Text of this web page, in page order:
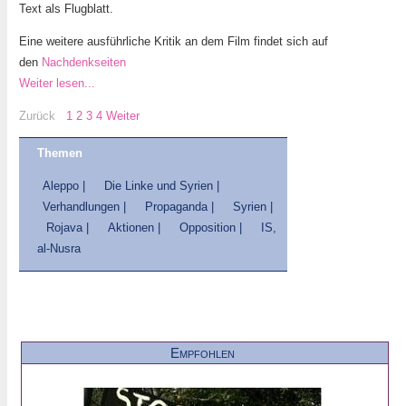
Text als Flugblatt.
Eine weitere ausführliche Kritik an dem Film findet sich auf
den Nachdenkseiten
Weiter lesen...
Zurück 1 2 3 4 Weiter
Themen
Aleppo |
Die Linke und Syrien |
Verhandlungen |
Propaganda |
Syrien |
Rojava |
Aktionen | Opposition |
IS,
al-Nusra
Empfohlen